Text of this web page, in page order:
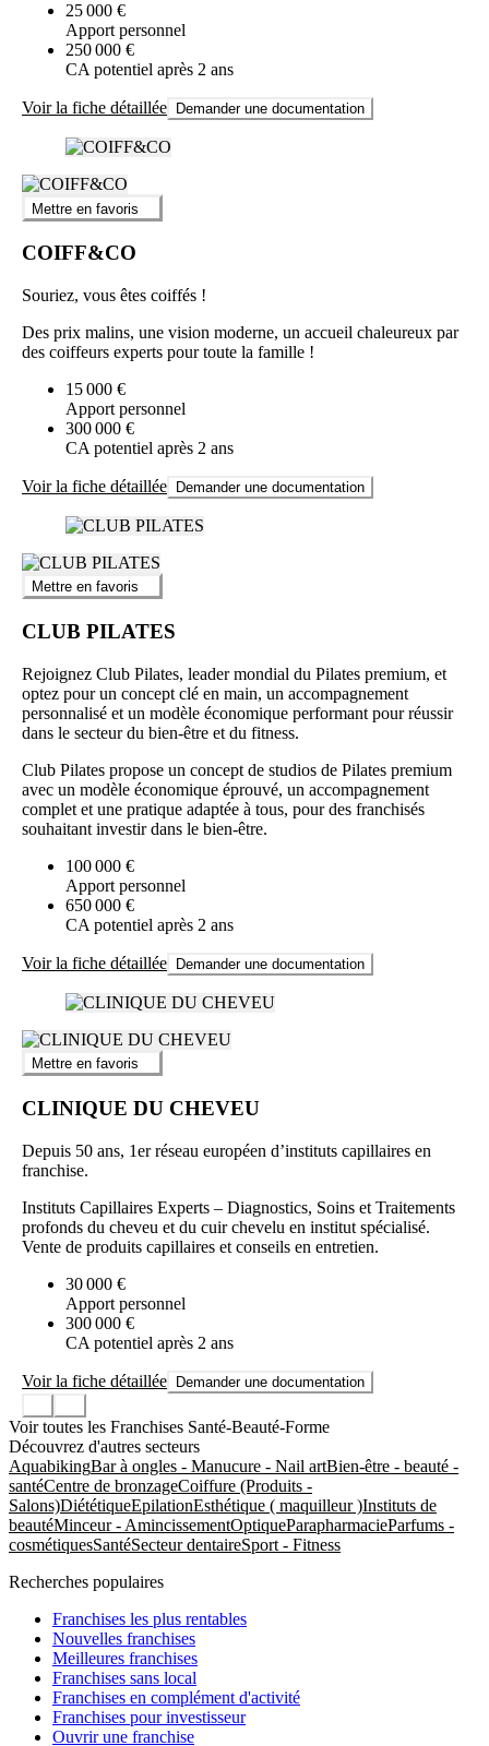
25 000 €
Apport personnel
250 000 €
CA potentiel après 2 ans
Voir la fiche détaillée Demander une documentation
Mettre en favoris
COIFF&CO
Souriez, vous êtes coiffés !
Des prix malins, une vision moderne, un accueil chaleureux par
des coiffeurs experts pour toute la famille !
15 000 €
Apport personnel
300 000 €
CA potentiel après 2 ans
Voir la fiche détaillée Demander une documentation
Mettre en favoris
CLUB PILATES
Rejoignez Club Pilates, leader mondial du Pilates premium, et
optez pour un concept clé en main, un accompagnement
personnalisé et un modèle économique performant pour réussir
dans le secteur du bien-être et du fitness.
Club Pilates propose un concept de studios de Pilates premium
avec un modèle économique éprouvé, un accompagnement
complet et une pratique adaptée à tous, pour des franchisés
souhaitant investir dans le bien-être.
100 000 €
Apport personnel
650 000 €
CA potentiel après 2 ans
Voir la fiche détaillée Demander une documentation
Mettre en favoris
CLINIQUE DU CHEVEU
Depuis 50 ans, 1er réseau européen d’instituts capillaires en
franchise.
Instituts Capillaires Experts – Diagnostics, Soins et Traitements
profonds du cheveu et du cuir chevelu en institut spécialisé.
Vente de produits capillaires et conseils en entretien.
30 000 €
Apport personnel
300 000 €
CA potentiel après 2 ans
Voir la fiche détaillée Demander une documentation
Voir toutes les Franchises Santé-Beauté-Forme
Découvrez d'autres secteurs
AquabikingBar à ongles - Manucure - Nail artBien-être - beauté -
santéCentre de bronzageCoiffure (Produits -
Salons)DiététiqueEpilationEsthétique ( maquilleur )Instituts de
beautéMinceur - AmincissementOptiqueParapharmacieParfums -
cosmétiquesSantéSecteur dentaireSport - Fitness
Recherches populaires
Franchises les plus rentables
Nouvelles franchises
Meilleures franchises
Franchises sans local
Franchises en complément d'activité
Franchises pour investisseur
Ouvrir une franchise